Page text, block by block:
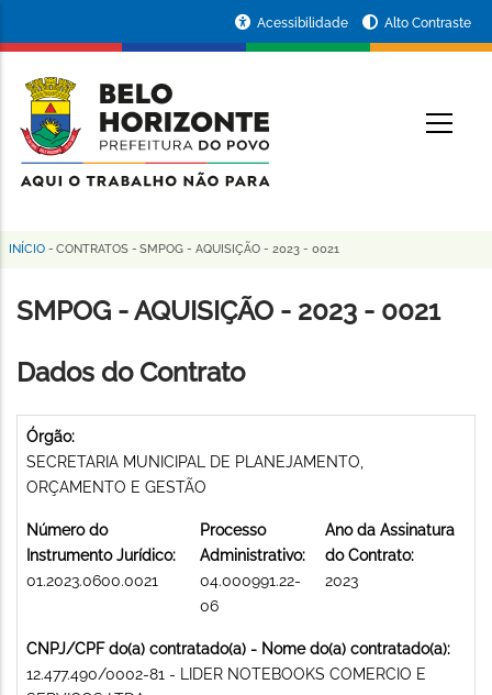
conteúdo
principal
da
Prefeitura
de
Horizonte
Acessibilidade Alto Contraste
Trilha
de
INÍCIO - CONTRATOS - SMPOG - AQUISIÇÃO - 2023 - 0021
SMPOG - AQUISIÇÃO - 2023 - 0021
Dados do Contrato
Órgão:
SECRETARIA MUNICIPAL DE PLANEJAMENTO,
ORÇAMENTO E GESTÃO
Número do
Instrumento Jurídico:
01.2023.0600.0021
Processo
Administrativo:
04.000991.22-
06
Ano da Assinatura
do Contrato:
2023
CNPJ/CPF do(a) contratado(a) - Nome do(a) contratado(a):
12.477.490/0002-81 - LIDER NOTEBOOKS COMERCIO E